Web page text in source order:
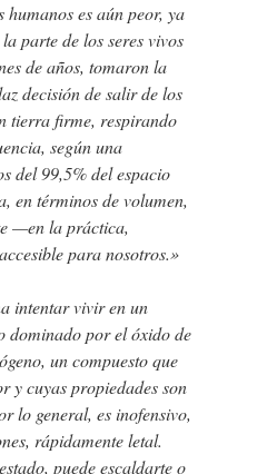
humanos es aún peor, ya
parte de los seres vivos
de años, tomaron la
decisión de salir de los
tierra firme, respirando
según una
del 99,5% del espacio
en términos de volumen,
—en la práctica,
para nosotros.»
intentar vivir en un
dominado por el óxido de
un compuesto que
y cuyas propiedades son
lo general, es inofensivo,
rápidamente letal.
puede escaldarte o